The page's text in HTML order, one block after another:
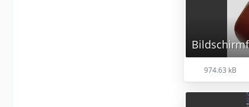
974.63 kB